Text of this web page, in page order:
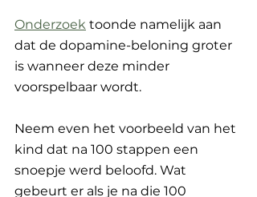
Onderzoek toonde namelijk aan
dat de dopamine-beloning groter
is wanneer deze minder
voorspelbaar wordt.
Neem even het voorbeeld van het
kind dat na 100 stappen een
snoepje werd beloofd. Wat
gebeurt er als je na die 100